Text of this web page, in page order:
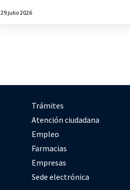
29 julio 2026
Trámites
Atención ciudadana
Empleo
Farmacias
Empresas
Sede electrónica